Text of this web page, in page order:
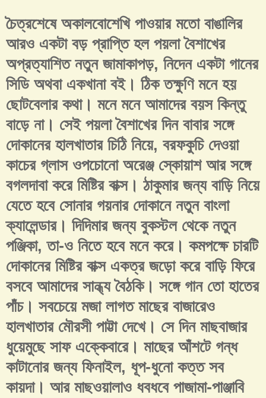
চৈত্রশেষে অকালবোশেখি পাওয়ার মতো বাঙালির
আরও একটা বড় প্রাপ্তি হল পয়লা বৈশাখের
অপ্রত্যাশিত নতুন জামাকাপড়, নিদেন একটা গানের
সিডি অথবা একখানা ব‌ই। ঠিক তক্ষুণি মনে হয়
ছোটবেলার কথা। মনে মনে আমাদের বয়স কিন্তু
বাড়ে না। সেই পয়লা বৈশাখের দিন বাবার সঙ্গে
দোকানের হালখাতার চিঠি নিয়ে, বরফকুচি দেওয়া
কাচের গ্লাস ওপচোনো অরেঞ্জ স্কোয়াশ আর সঙ্গে
বগলদাবা করে মিষ্টির বাক্স। ঠাকুমার জন্য বাড়ি নিয়ে
যেতে হবে সোনার গয়নার দোকানে নতুন বাংলা
ক্যালেন্ডার। দিদিমার জন্য বুকস্টল থেকে নতুন
পঞ্জিকা, তা-ও নিতে হবে মনে করে। কমপক্ষে চারটি
দোকানের মিষ্টির বাক্স একত্র জড়ো করে বাড়ি ফিরে
বসবে আমাদের সান্ধ্য বৈঠকি। সঙ্গে গান তো হাতের
পাঁচ। সবচেয়ে মজা লাগত মাছের বাজারেও
হালখাতার মৌরসী পাট্টা দেখে। সে দিন মাছবাজার
ধুয়েমুছে সাফ এক্কেবারে। মাছের আঁশটে গন্ধ
কাটানোর জন্য ফিনাইল, ধূপ-ধুনো কত্ত সব
কায়দা। আর মাছওয়ালাও ধবধবে পাজামা-পাঞ্জাবি